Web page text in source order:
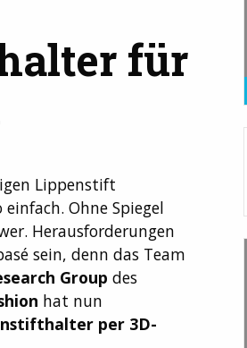
für
Lippenstift
Ohne Spiegel
Herausforderungen
sein, denn das Team
Group des
hat nun
per 3D-